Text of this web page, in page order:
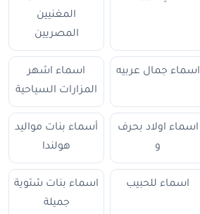
المغنيين
المصريين
اسماء جمال عربيه
اسماء اشهر
المزارات السياحية
اسماء اولاد بحرف
و
أسماء بنات مواليد
هولندا
اسماء للحبيب
اسماء بنات شتوية
جميلة